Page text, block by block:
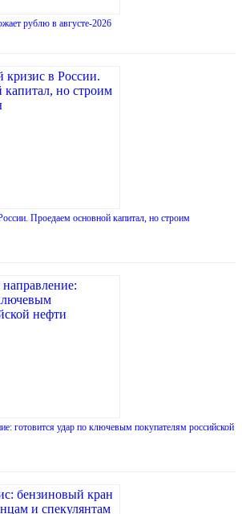
рублю в августе-2026
Проедаем основной капитал, но строим
готовится удар по ключевым покупателям российской